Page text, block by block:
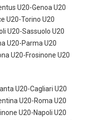
U20-Genoa U20
U20-Torino U20
U20-Sassuolo U20
U20-Parma U20
U20-Frosinone U20
U20-Cagliari U20
U20-Roma U20
U20-Napoli U20